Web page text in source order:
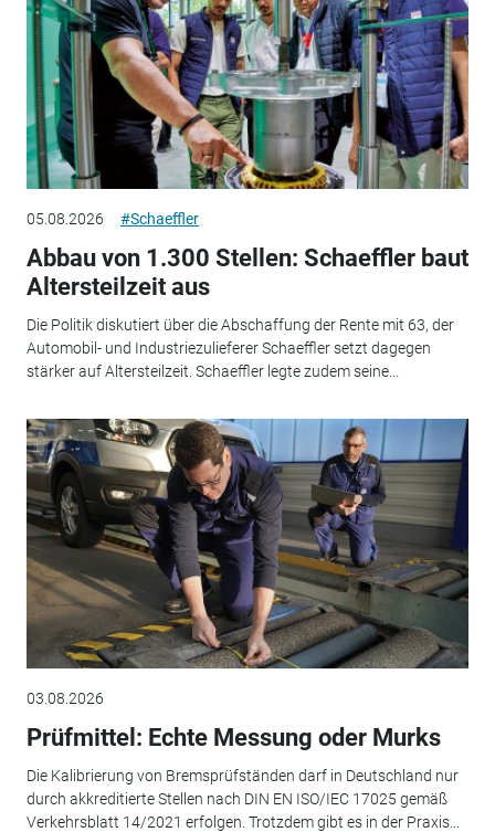
05.08.2026 #Schaeffler
Abbau von 1.300 Stellen: Schaeffler baut
Altersteilzeit aus
Die Politik diskutiert über die Abschaffung der Rente mit 63, der
Automobil- und Industriezulieferer Schaeffler setzt dagegen
stärker auf Altersteilzeit. Schaeffler legte zudem seine...
03.08.2026
Prüfmittel: Echte Messung oder Murks
Die Kalibrierung von Bremsprüfständen darf in Deutschland nur
durch akkreditierte Stellen nach DIN EN ISO/IEC 17025 gemäß
Verkehrsblatt 14/2021 erfolgen. Trotzdem gibt es in der Praxis...